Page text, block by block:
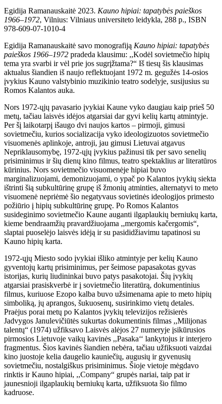
Egidija Ramanauskaitė 2023. Kauno hipiai: tapatybės paieškos
1966–1972, Vilnius: Vilniaus universiteto leidykla, 288 p., ISBN
978-609-07-1010-4
Egidija Ramanauskaitė savo monografiją Kauno hipiai: tapatybės
paieškos 1966–1972 pradeda klausimu: ,,Kodėl sovietmečio hipių
tema yra svarbi ir vėl prie jos sugrįžtama?“ Iš tiesų šis klausimas
aktualus šiandien iš naujo reflektuojant 1972 m. gegužės 14-osios
įvykius Kauno valstybinio muzikinio teatro sodelyje, susijusius su
Romos Kalantos auka.
Nors 1972-ųjų pavasario įvykiai Kaune vyko daugiau kaip prieš 50
metų, tačiau laisvės idėjos atgarsiai dar gyvi kelių kartų atmintyje.
Per šį laikotarpį išaugo dvi naujos kartos – pirmoji, gimusi
sovietmečiu, kurios socializacija vyko ideologizuotos sovietmečio
visuomenės aplinkoje, antroji, jau gimusi Lietuvai atgavus
Nepriklausomybę, 1972-ųjų įvykius pažinusi tik per savo senelių
prisiminimus ir šių dienų kino filmus, teatro spektaklius ar literatūros
kūrinius. Nors sovietmečio visuomenėje hipiai buvo
marginalizuojami, demonizuojami, o ypač po Kalantos įvykių siekta
ištrinti šią subkultūrinę grupę iš žmonių atminties, alternatyvi to meto
visuomenė nepriėmė šio negatyvaus sovietinės ideologijos primesto
požiūrio į hipių subkultūrinę grupę. Po Romos Kalantos
susideginimo sovietmečio Kaune auganti ilgaplaukių berniukų karta,
kieme bendraamžių pravardžiuojama ,,mergomis kačergomis“,
slaptai puoselėjo laisvės idėją ir su pasididžiavimu tapatinosi su
Kauno hipių karta.
1972-ųjų Miesto sodo įvykiai išliko atmintyje per kelių Kauno
gyventojų kartų prisiminimus, per šeimose papasakotas gyvas
istorijas, kurių liudininkai buvo patys pasakotojai. Šių įvykių
atgarsiai prasiskverbė ir į sovietmečio literatūrą, dokumentinius
filmus, kuriuose Ezopo kalba buvo užsimenama apie to meto hipių
simboliką, jų aprangos, šukuosenų, susirinkimo vietų detales.
Praėjus porai metų po Kalantos įvykių televizijos režisierės
Jadvygos Janulevičiūtės sukurtas dokumentinis filmas ,,Milijonas
talentų“ (1974) užfiksavo Laisvės alėjos 27 numeryje įsikūrusios
pirmosios Lietuvoje vaikų kavinės ,,Pasaka‘‘ lankytojus ir interjero
fragmentus. Šios kavinės šiandien nebėra, tačiau užfiksuoti vaizdai
kino juostoje kelia daugelio kauniečių, augusių ir gyvenusių
sovietmečiu, nostalgiškus prisiminimus. Šioje vietoje mėgdavo
rinktis ir Kauno hipiai, ,,Company“ grupės nariai, taip pat ir
jaunesnioji ilgaplaukių berniukų karta, užfiksuota šio filmo
kadruose.